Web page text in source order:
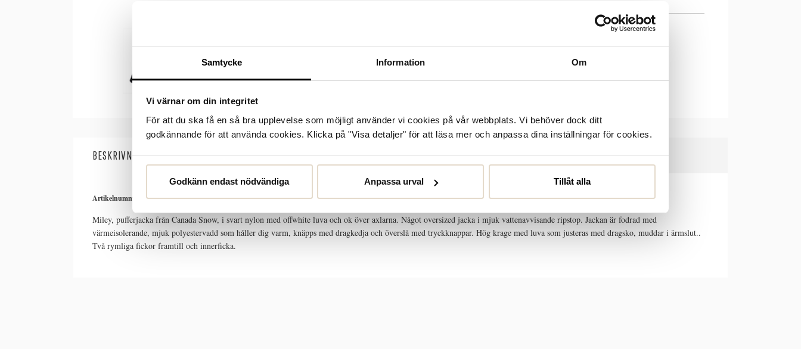
Samtycke Information Om
Vi värnar om din integritet
För att du ska få en så bra upplevelse som möjligt använder vi cookies på vår webbplats. Vi behöver dock ditt
godkännande för att använda cookies. Klicka på "Visa detaljer" för att läsa mer och anpassa dina inställningar för cookies.
Godkänn endast nödvändiga Anpassa urval Tillåt alla
SE LAGERSTATUS I BUTIK
BESKRIVNING SPECIFIKATIONER STORLEKSGUIDE SKÖTSELRÅD
Artikelnummer: 4241167
Miley, pufferjacka från Canada Snow, i svart nylon med offwhite luva och ok över axlarna. Något oversized jacka i mjuk vattenavvisande ripstop. Jackan är fodrad med
värmeisolerande, mjuk polyestervadd som håller dig varm, knäpps med dragkedja och överslå med tryckknappar. Hög krage med luva som justeras med dragsko, muddar i ärmslut..
Två rymliga fickor framtill och innerficka.